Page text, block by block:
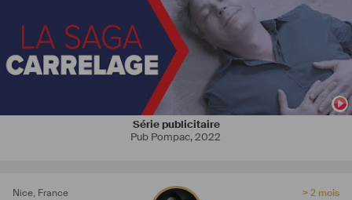
Série publicitaire
Pub Pompac,2022
Nice, France > 2 mois